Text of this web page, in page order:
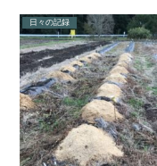
日々の記録